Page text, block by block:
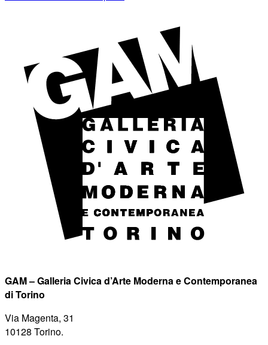
GAM – Galleria Civica d’Arte Moderna e Contemporanea
di Torino
Via Magenta, 31
10128 Torino.